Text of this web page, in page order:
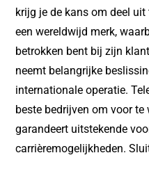
krijg je de kans om deel
een wereldwijd merk,
betrokken bent bij zijn
neemt belangrijke
internationale operatie.
beste bedrijven om voor te
garandeert uitstekende
carrièremogelijkheden.